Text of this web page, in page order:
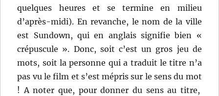
quelques heures et se termine en milieu
d’après-midi). En revanche, le nom de la ville
est Sundown, qui en anglais signifie bien «
crépuscule ». Donc, soit c’est un gros jeu de
mots, soit la personne qui a traduit le titre n’a
pas vu le film et s’est mépris sur le sens du mot
! A noter que, pour donner du sens au titre,